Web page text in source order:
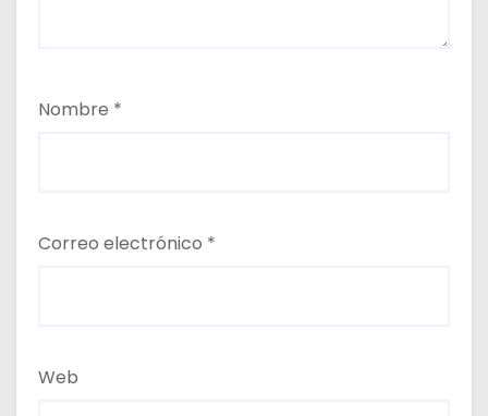
Nombre *
Correo electrónico *
Web